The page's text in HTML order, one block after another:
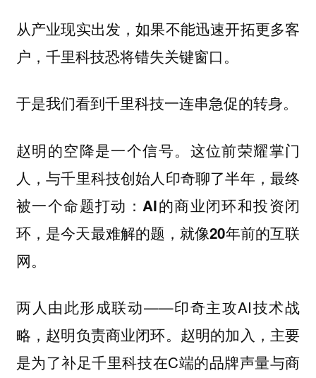
从产业现实出发，如果不能迅速开拓更多客
户，千里科技恐将错失关键窗口。
于是我们看到千里科技一连串急促的转身。
赵明的空降是一个信号。这位前荣耀掌门
人，与千里科技创始人印奇聊了半年，最终
被一个命题打动： AI的商业闭环和投资闭
环，是今天最难解的题，就像20年前的互联
网。
两人由此形成联动——印奇主攻AI技术战
略，赵明负责商业闭环。赵明的加入，主要
是为了补足千里科技在C端的品牌声量与商